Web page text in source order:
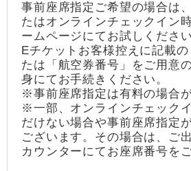
事前座席指定ご希望の場合は
たはオンラインチェックイン
ームページにてお試しください
Eチケットお客様控えに記載
たは「航空券番号」をご用意
身にてお手続きください。
※事前座席指定は有料の場合が
※一部、オンラインチェック
だけない場合や事前座席指定
ございます。その場合は、ご
カウンターにてお座席番号を